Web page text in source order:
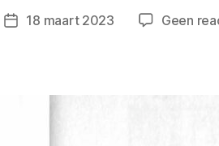
Berichtdatum
18 maart 2023 Geen